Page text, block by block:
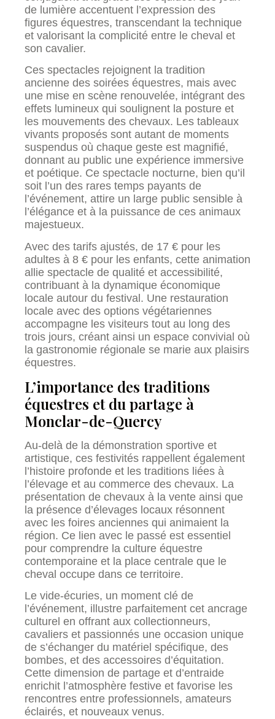
de lumière accentuent l’expression des
figures équestres, transcendant la technique
et valorisant la complicité entre le cheval et
son cavalier.
Ces spectacles rejoignent la tradition
ancienne des soirées équestres, mais avec
une mise en scène renouvelée, intégrant des
effets lumineux qui soulignent la posture et
les mouvements des chevaux. Les tableaux
vivants proposés sont autant de moments
suspendus où chaque geste est magnifié,
donnant au public une expérience immersive
et poétique. Ce spectacle nocturne, bien qu’il
soit l’un des rares temps payants de
l’événement, attire un large public sensible à
l’élégance et à la puissance de ces animaux
majestueux.
Avec des tarifs ajustés, de 17 € pour les
adultes à 8 € pour les enfants, cette animation
allie spectacle de qualité et accessibilité,
contribuant à la dynamique économique
locale autour du festival. Une restauration
locale avec des options végétariennes
accompagne les visiteurs tout au long des
trois jours, créant ainsi un espace convivial où
la gastronomie régionale se marie aux plaisirs
équestres.
L’importance des traditions
équestres et du partage à
Monclar-de-Quercy
Au-delà de la démonstration sportive et
artistique, ces festivités rappellent également
l’histoire profonde et les traditions liées à
l’élevage et au commerce des chevaux. La
présentation de chevaux à la vente ainsi que
la présence d’élevages locaux résonnent
avec les foires anciennes qui animaient la
région. Ce lien avec le passé est essentiel
pour comprendre la culture équestre
contemporaine et la place centrale que le
cheval occupe dans ce territoire.
Le vide-écuries, un moment clé de
l’événement, illustre parfaitement cet ancrage
culturel en offrant aux collectionneurs,
cavaliers et passionnés une occasion unique
de s’échanger du matériel spécifique, des
bombes, et des accessoires d’équitation.
Cette dimension de partage et d’entraide
enrichit l’atmosphère festive et favorise les
rencontres entre professionnels, amateurs
éclairés, et nouveaux venus.